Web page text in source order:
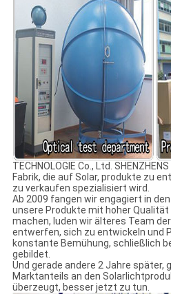
TECHNOLOGIE Co., Ltd.
Fabrik, die auf Solar, produkte zu
zu verkaufen spezialisiert wird.
Ab 2009 fangen wir engagiert in
unsere Produkte mit hoher Qualität
machen, luden wir älteres Team
entwerfen, sich zu entwickeln und
konstante Bemühung, schließlich
gebildet.
Und gerade andere 2 Jahre später,
Marktanteils an den
überzeugt, besser jetzt zu tun.